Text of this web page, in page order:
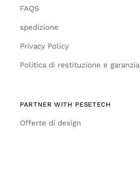
FAQS
spedizione
Privacy Policy
Politica di restituzione e garanzia
PARTNER WITH PESETECH
Offerte di design